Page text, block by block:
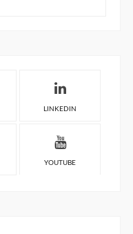
LINKEDIN
YOUTUBE